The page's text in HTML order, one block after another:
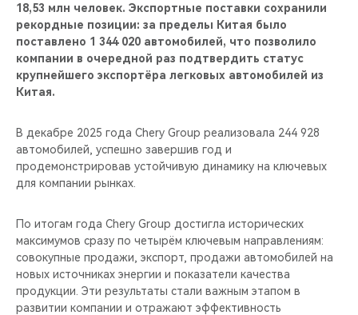
18,53 млн человек. Экспортные поставки сохранили
рекордные позиции: за пределы Китая было
поставлено 1 344 020 автомобилей, что позволило
компании в очередной раз подтвердить статус
крупнейшего экспортёра легковых автомобилей из
Китая.
В декабре 2025 года Chery Group реализовала 244 928
автомобилей, успешно завершив год и
продемонстрировав устойчивую динамику на ключевых
для компании рынках.
По итогам года Chery Group достигла исторических
максимумов сразу по четырём ключевым направлениям:
совокупные продажи, экспорт, продажи автомобилей на
новых источниках энергии и показатели качества
продукции. Эти результаты стали важным этапом в
развитии компании и отражают эффективность